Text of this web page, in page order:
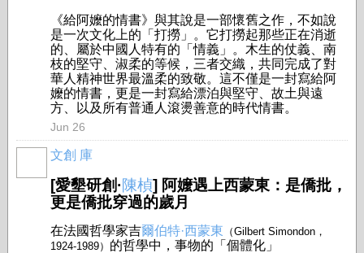
《給阿嬤的情書》與其說是一部懷舊之作，不如說
是一次文化上的「打撈」。它打撈起那些正在消逝
的、屬於中國人特有的「情義」。木生的仗義、南
枝的堅守、淑柔的等候，三者交織，共同完成了對
華人精神世界最溫柔的致敬。這不僅是一封寫給阿
嬤的情書，更是一封寫給漂泊與堅守、故土與遠
方、以及所有普通人滾燙善意的時代情書。
Jun 26
文創 庫
[愛墾研創·陳楨] 阿嬤遇上西蒙東：是僑批，
更是僑批穿過的歲月
在法國哲學家吉爾伯特·西蒙東 （Gilbert Simondon，
1924-1989） 的哲學中，事物的「個體化」